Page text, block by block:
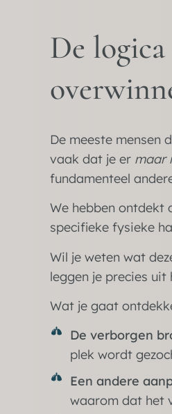
De
De meeste mensen
vaak dat je er maar
fundamenteel
We hebben ontdekt
specifieke fysieke
Wil je weten wat
leggen je precies
Wat je gaat
De verborgen
plek wordt
Een andere
waarom dat het